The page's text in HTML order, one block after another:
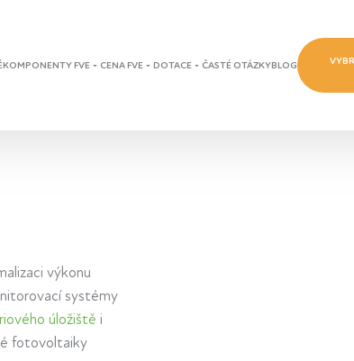
KOMPONENTY FVE CENA FVE DOTACE ČASTÉ OTÁZKYBLOG
výkonu
systémy
úložiště i
fotovoltaiky